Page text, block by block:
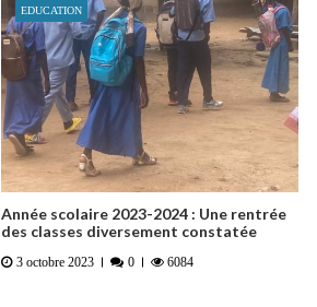
EDUCATION
Année scolaire 2023-2024 : Une rentrée
des classes diversement constatée
3 octobre 2023 0 6084